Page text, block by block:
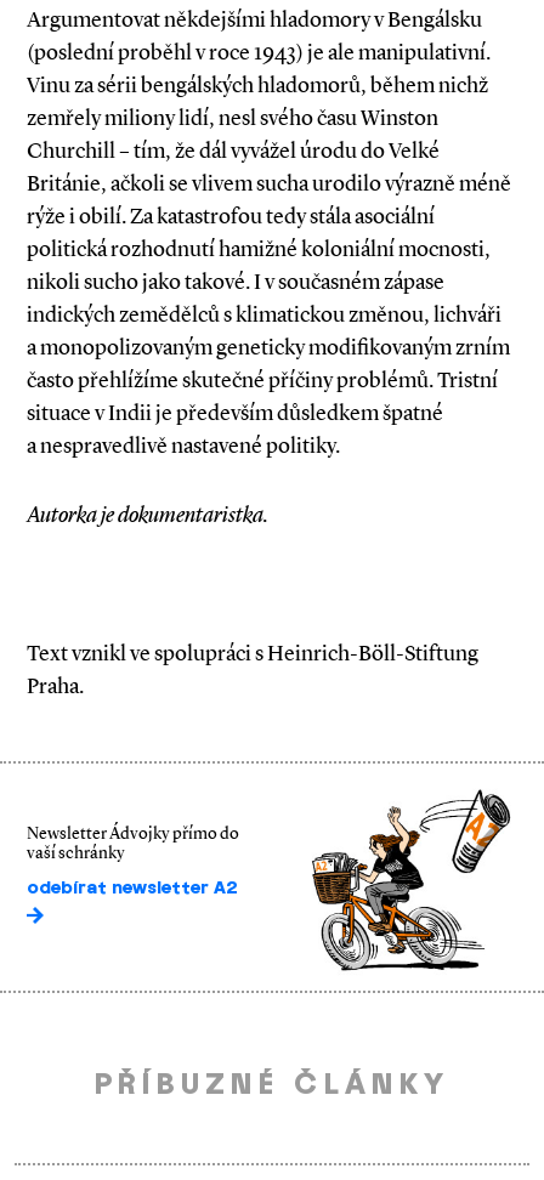
Argumentovat někdejšími hladomory v Bengálsku
(poslední proběhl v roce 1943) je ale manipulativní.
Vinu za sérii bengálských hladomorů, během nichž
zemřely miliony lidí, nesl svého času Winston
Churchill – tím, že dál vyvážel úrodu do Velké
Británie, ačkoli se vlivem sucha urodilo výrazně méně
rýže i obilí. Za katastrofou tedy stála asociální
politická rozhodnutí hamižné koloniální mocnosti,
nikoli sucho jako takové. I v současném zápase
indických zemědělců s klimatickou změnou, lichváři
a monopolizovaným geneticky modifikovaným zrním
často přehlížíme skutečné příčiny problémů. Tristní
situace v Indii je především důsledkem špatné
a nespravedlivě nastavené politiky.
Autorka je dokumentaristka.
Text vznikl ve spolupráci s Heinrich-Böll-Stiftung
Praha.
Newsletter Ádvojky přímo do
vaší schránky
odebírat newsletter A2
PŘÍBUZNÉ ČLÁNKY